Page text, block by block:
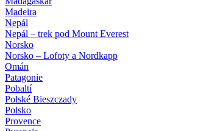
Madeira
Nepál
Nepál – trek pod Mount Everest
Norsko
Norsko – Lofoty a Nordkapp
Omán
Patagonie
Pobaltí
Polské Bieszczady
Polsko
Provence